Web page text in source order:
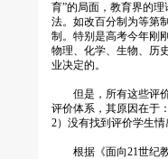
育”的局面，教育界的
法。如改百分制为等第
制。特别是高考今年刚
物理、化学、生物、历
业决定的。
但是，所有这些评价
评价体系，其原因在于
2）没有找到评价学生
根据《面向21世纪教